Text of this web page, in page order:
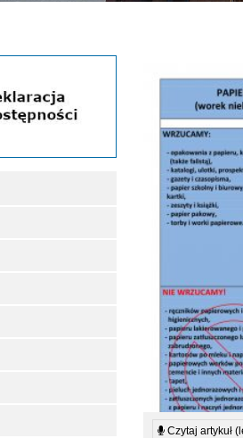
Czytaj artykuł